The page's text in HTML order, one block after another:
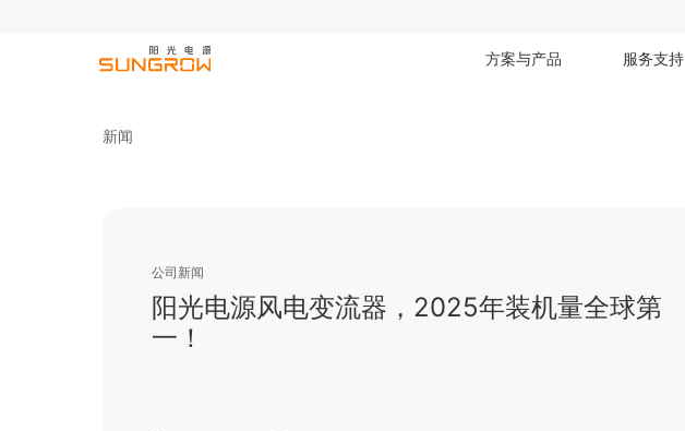
方案与产品 服务支持
新闻
公司新闻
即发即售！阳光电源发布EnerNeo™固态变压
器
公司新闻
持续增长！阳光电源品牌价值超1300亿元
公司新闻
矩阵逆变，重构光储电站未来
公司新闻
阳光电源风电变流器，2025年装机量全球第
一！
公司新闻
满分蝉联！六冠王
阳光电源以100%可融资性蝉联榜首，至今已6次夺冠